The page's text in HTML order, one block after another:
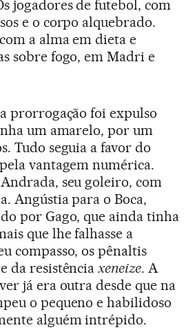
jogadores de futebol, com
e o corpo alquebrado.
a alma em dieta e
sobre fogo, em Madri e
prorrogação foi expulso
um amarelo, por um
Tudo seguia a favor do
vantagem numérica.
seu goleiro, com
Angústia para o Boca,
por Gago, que ainda tinha
que lhe falhasse a
compasso, os pênaltis
da resistênciaxeneize. A
já era outra desde que na
o pequeno e habilidoso
alguém intrépido.